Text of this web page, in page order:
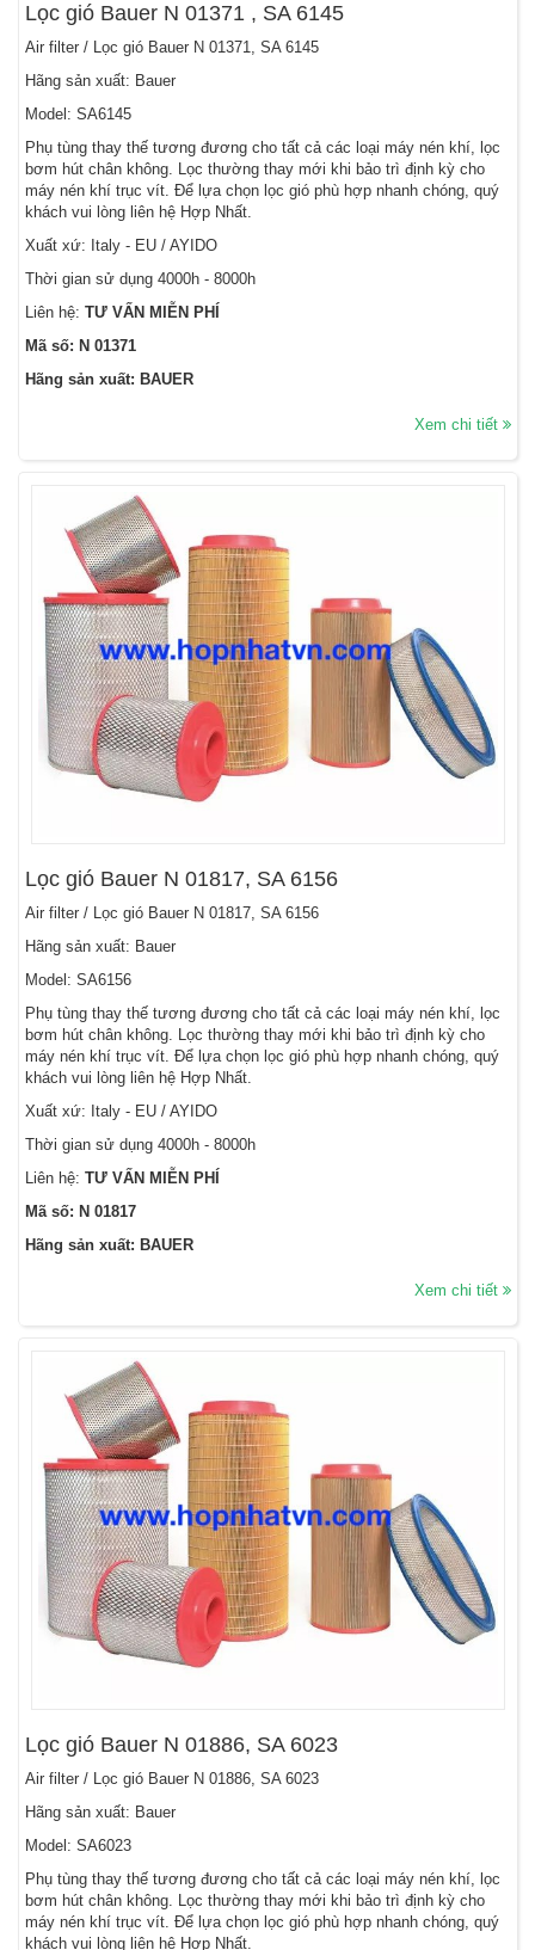
Lọc gió Bauer N 01371 , SA 6145
Air filter / Lọc gió Bauer N 01371, SA 6145
Hãng sản xuất: Bauer
Model: SA6145
Phụ tùng thay thế tương đương cho tất cả các loại máy nén khí, lọc
bơm hút chân không. Lọc thường thay mới khi bảo trì định kỳ cho
máy nén khí trục vít. Để lựa chọn lọc gió phù hợp nhanh chóng, quý
khách vui lòng liên hệ Hợp Nhất.
Xuất xứ: Italy - EU / AYIDO
Thời gian sử dụng 4000h - 8000h
Liên hệ: TƯ VẤN MIỄN PHÍ
Mã số: N 01371
Hãng sản xuất: BAUER
Xem chi tiết
Lọc gió Bauer N 01817, SA 6156
Air filter / Lọc gió Bauer N 01817, SA 6156
Hãng sản xuất: Bauer
Model: SA6156
Phụ tùng thay thế tương đương cho tất cả các loại máy nén khí, lọc
bơm hút chân không. Lọc thường thay mới khi bảo trì định kỳ cho
máy nén khí trục vít. Để lựa chọn lọc gió phù hợp nhanh chóng, quý
khách vui lòng liên hệ Hợp Nhất.
Xuất xứ: Italy - EU / AYIDO
Thời gian sử dụng 4000h - 8000h
Liên hệ: TƯ VẤN MIỄN PHÍ
Mã số: N 01817
Hãng sản xuất: BAUER
Xem chi tiết
Lọc gió Bauer N 01886, SA 6023
Air filter / Lọc gió Bauer N 01886, SA 6023
Hãng sản xuất: Bauer
Model: SA6023
Phụ tùng thay thế tương đương cho tất cả các loại máy nén khí, lọc
bơm hút chân không. Lọc thường thay mới khi bảo trì định kỳ cho
máy nén khí trục vít. Để lựa chọn lọc gió phù hợp nhanh chóng, quý
khách vui lòng liên hệ Hợp Nhất.